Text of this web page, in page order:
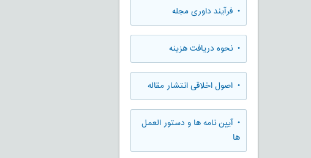
• فرآیند داوری مجله
• نحوه دریافت هزینه
• اصول اخلاقی انتشار مقاله
• آیین نامه ها و دستور العمل
ها